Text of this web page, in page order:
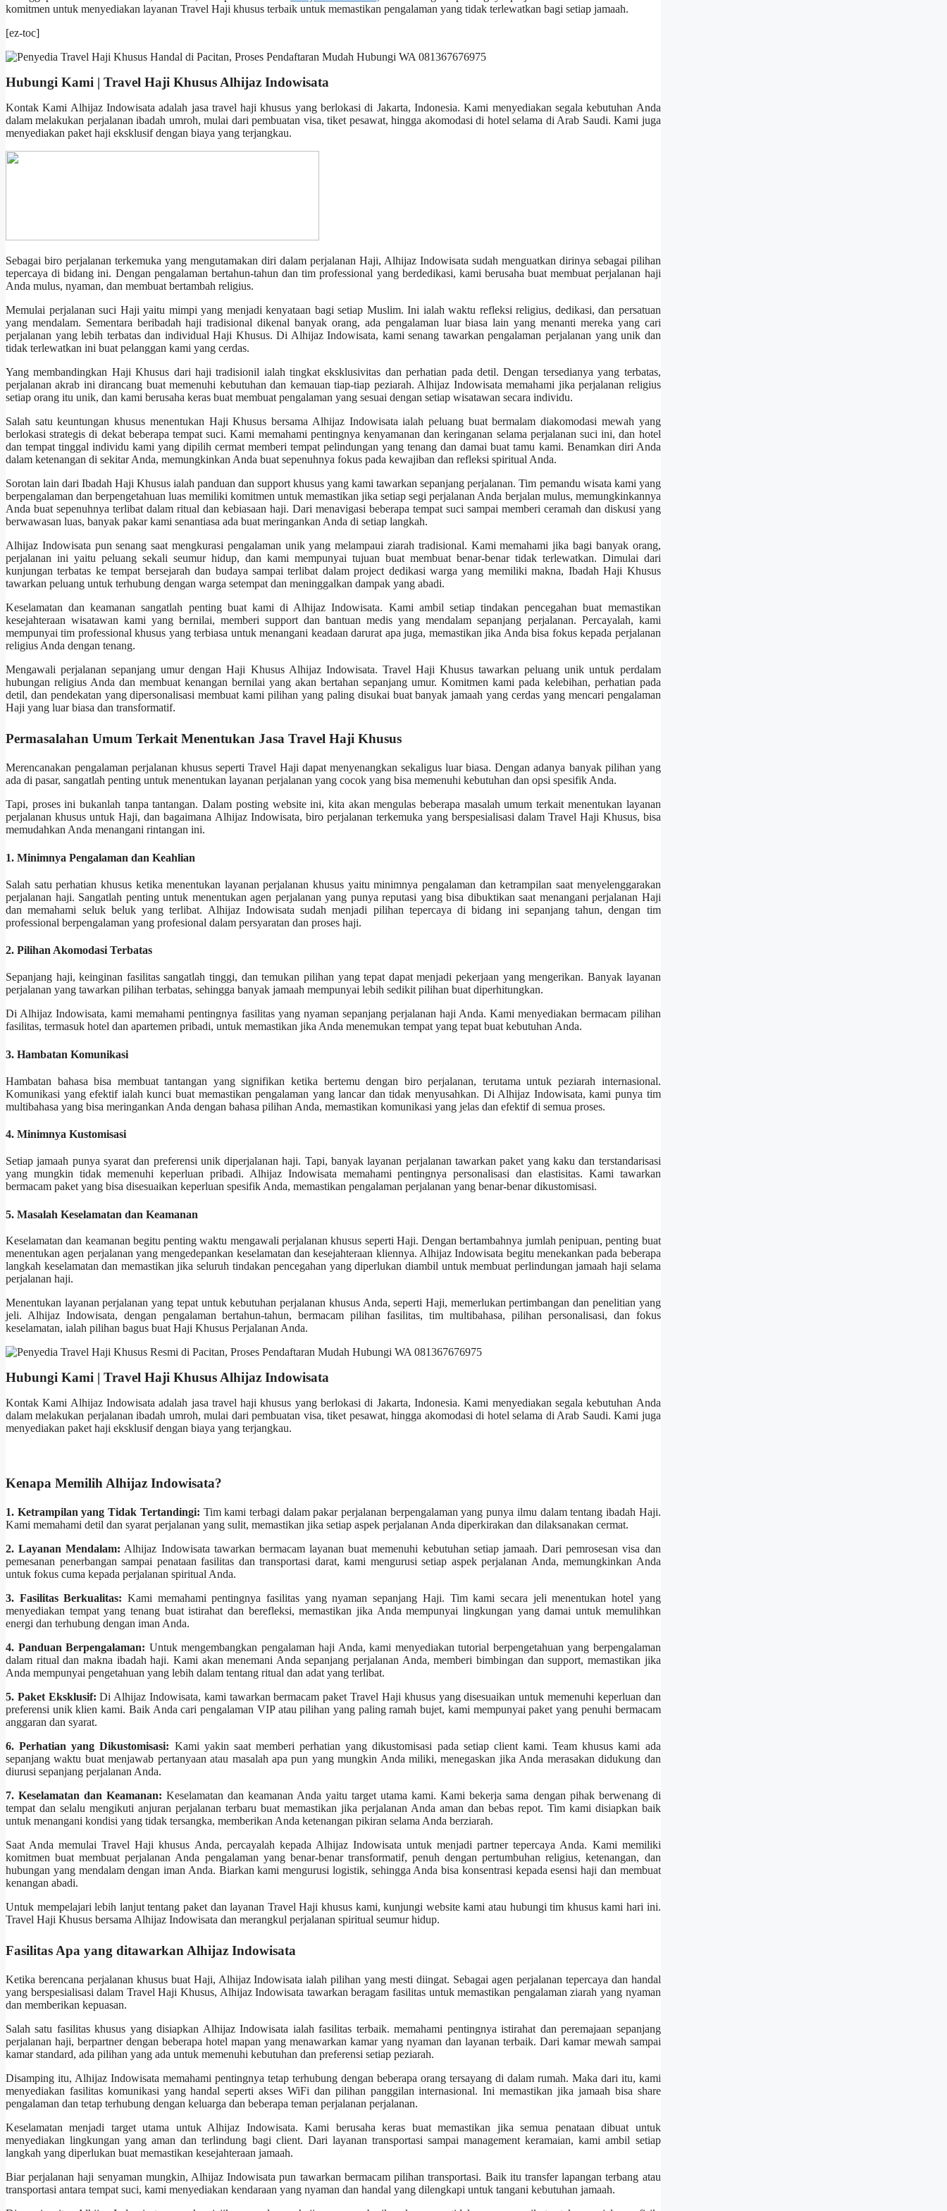
komitmen untuk menyediakan layanan Travel Haji khusus terbaik untuk memastikan pengalaman yang tidak terlewatkan bagi setiap jamaah.
[ez-toc]
Hubungi Kami | Travel Haji Khusus Alhijaz Indowisata
Kontak Kami Alhijaz Indowisata adalah jasa travel haji khusus yang berlokasi di Jakarta, Indonesia. Kami menyediakan segala kebutuhan Anda
dalam melakukan perjalanan ibadah umroh, mulai dari pembuatan visa, tiket pesawat, hingga akomodasi di hotel selama di Arab Saudi. Kami juga
menyediakan paket haji eksklusif dengan biaya yang terjangkau.
Sebagai biro perjalanan terkemuka yang mengutamakan diri dalam perjalanan Haji, Alhijaz Indowisata sudah menguatkan dirinya sebagai pilihan
tepercaya di bidang ini. Dengan pengalaman bertahun-tahun dan tim professional yang berdedikasi, kami berusaha buat membuat perjalanan haji
Anda mulus, nyaman, dan membuat bertambah religius.
Memulai perjalanan suci Haji yaitu mimpi yang menjadi kenyataan bagi setiap Muslim. Ini ialah waktu refleksi religius, dedikasi, dan persatuan
yang mendalam. Sementara beribadah haji tradisional dikenal banyak orang, ada pengalaman luar biasa lain yang menanti mereka yang cari
perjalanan yang lebih terbatas dan individual Haji Khusus. Di Alhijaz Indowisata, kami senang tawarkan pengalaman perjalanan yang unik dan
tidak terlewatkan ini buat pelanggan kami yang cerdas.
Yang membandingkan Haji Khusus dari haji tradisionil ialah tingkat eksklusivitas dan perhatian pada detil. Dengan tersedianya yang terbatas,
perjalanan akrab ini dirancang buat memenuhi kebutuhan dan kemauan tiap-tiap peziarah. Alhijaz Indowisata memahami jika perjalanan religius
setiap orang itu unik, dan kami berusaha keras buat membuat pengalaman yang sesuai dengan setiap wisatawan secara individu.
Salah satu keuntungan khusus menentukan Haji Khusus bersama Alhijaz Indowisata ialah peluang buat bermalam diakomodasi mewah yang
berlokasi strategis di dekat beberapa tempat suci. Kami memahami pentingnya kenyamanan dan keringanan selama perjalanan suci ini, dan hotel
dan tempat tinggal individu kami yang dipilih cermat memberi tempat pelindungan yang tenang dan damai buat tamu kami. Benamkan diri Anda
dalam ketenangan di sekitar Anda, memungkinkan Anda buat sepenuhnya fokus pada kewajiban dan refleksi spiritual Anda.
Sorotan lain dari Ibadah Haji Khusus ialah panduan dan support khusus yang kami tawarkan sepanjang perjalanan. Tim pemandu wisata kami yang
berpengalaman dan berpengetahuan luas memiliki komitmen untuk memastikan jika setiap segi perjalanan Anda berjalan mulus, memungkinkannya
Anda buat sepenuhnya terlibat dalam ritual dan kebiasaan haji. Dari menavigasi beberapa tempat suci sampai memberi ceramah dan diskusi yang
berwawasan luas, banyak pakar kami senantiasa ada buat meringankan Anda di setiap langkah.
Alhijaz Indowisata pun senang saat mengkurasi pengalaman unik yang melampaui ziarah tradisional. Kami memahami jika bagi banyak orang,
perjalanan ini yaitu peluang sekali seumur hidup, dan kami mempunyai tujuan buat membuat benar-benar tidak terlewatkan. Dimulai dari
kunjungan terbatas ke tempat bersejarah dan budaya sampai terlibat dalam project dedikasi warga yang memiliki makna, Ibadah Haji Khusus
tawarkan peluang untuk terhubung dengan warga setempat dan meninggalkan dampak yang abadi.
Keselamatan dan keamanan sangatlah penting buat kami di Alhijaz Indowisata. Kami ambil setiap tindakan pencegahan buat memastikan
kesejahteraan wisatawan kami yang bernilai, memberi support dan bantuan medis yang mendalam sepanjang perjalanan. Percayalah, kami
mempunyai tim professional khusus yang terbiasa untuk menangani keadaan darurat apa juga, memastikan jika Anda bisa fokus kepada perjalanan
religius Anda dengan tenang.
Mengawali perjalanan sepanjang umur dengan Haji Khusus Alhijaz Indowisata. Travel Haji Khusus tawarkan peluang unik untuk perdalam
hubungan religius Anda dan membuat kenangan bernilai yang akan bertahan sepanjang umur. Komitmen kami pada kelebihan, perhatian pada
detil, dan pendekatan yang dipersonalisasi membuat kami pilihan yang paling disukai buat banyak jamaah yang cerdas yang mencari pengalaman
Haji yang luar biasa dan transformatif.
Permasalahan Umum Terkait Menentukan Jasa Travel Haji Khusus
Merencanakan pengalaman perjalanan khusus seperti Travel Haji dapat menyenangkan sekaligus luar biasa. Dengan adanya banyak pilihan yang
ada di pasar, sangatlah penting untuk menentukan layanan perjalanan yang cocok yang bisa memenuhi kebutuhan dan opsi spesifik Anda.
Tapi, proses ini bukanlah tanpa tantangan. Dalam posting website ini, kita akan mengulas beberapa masalah umum terkait menentukan layanan
perjalanan khusus untuk Haji, dan bagaimana Alhijaz Indowisata, biro perjalanan terkemuka yang berspesialisasi dalam Travel Haji Khusus, bisa
memudahkan Anda menangani rintangan ini.
1. Minimnya Pengalaman dan Keahlian
Salah satu perhatian khusus ketika menentukan layanan perjalanan khusus yaitu minimnya pengalaman dan ketrampilan saat menyelenggarakan
perjalanan haji. Sangatlah penting untuk menentukan agen perjalanan yang punya reputasi yang bisa dibuktikan saat menangani perjalanan Haji
dan memahami seluk beluk yang terlibat. Alhijaz Indowisata sudah menjadi pilihan tepercaya di bidang ini sepanjang tahun, dengan tim
professional berpengalaman yang profesional dalam persyaratan dan proses haji.
2. Pilihan Akomodasi Terbatas
Sepanjang haji, keinginan fasilitas sangatlah tinggi, dan temukan pilihan yang tepat dapat menjadi pekerjaan yang mengerikan. Banyak layanan
perjalanan yang tawarkan pilihan terbatas, sehingga banyak jamaah mempunyai lebih sedikit pilihan buat diperhitungkan.
Di Alhijaz Indowisata, kami memahami pentingnya fasilitas yang nyaman sepanjang perjalanan haji Anda. Kami menyediakan bermacam pilihan
fasilitas, termasuk hotel dan apartemen pribadi, untuk memastikan jika Anda menemukan tempat yang tepat buat kebutuhan Anda.
3. Hambatan Komunikasi
Hambatan bahasa bisa membuat tantangan yang signifikan ketika bertemu dengan biro perjalanan, terutama untuk peziarah internasional.
Komunikasi yang efektif ialah kunci buat memastikan pengalaman yang lancar dan tidak menyusahkan. Di Alhijaz Indowisata, kami punya tim
multibahasa yang bisa meringankan Anda dengan bahasa pilihan Anda, memastikan komunikasi yang jelas dan efektif di semua proses.
4. Minimnya Kustomisasi
Setiap jamaah punya syarat dan preferensi unik diperjalanan haji. Tapi, banyak layanan perjalanan tawarkan paket yang kaku dan terstandarisasi
yang mungkin tidak memenuhi keperluan pribadi. Alhijaz Indowisata memahami pentingnya personalisasi dan elastisitas. Kami tawarkan
bermacam paket yang bisa disesuaikan keperluan spesifik Anda, memastikan pengalaman perjalanan yang benar-benar dikustomisasi.
5. Masalah Keselamatan dan Keamanan
Keselamatan dan keamanan begitu penting waktu mengawali perjalanan khusus seperti Haji. Dengan bertambahnya jumlah penipuan, penting buat
menentukan agen perjalanan yang mengedepankan keselamatan dan kesejahteraan kliennya. Alhijaz Indowisata begitu menekankan pada beberapa
langkah keselamatan dan memastikan jika seluruh tindakan pencegahan yang diperlukan diambil untuk membuat perlindungan jamaah haji selama
perjalanan haji.
Menentukan layanan perjalanan yang tepat untuk kebutuhan perjalanan khusus Anda, seperti Haji, memerlukan pertimbangan dan penelitian yang
jeli. Alhijaz Indowisata, dengan pengalaman bertahun-tahun, bermacam pilihan fasilitas, tim multibahasa, pilihan personalisasi, dan fokus
keselamatan, ialah pilihan bagus buat Haji Khusus Perjalanan Anda.
Hubungi Kami | Travel Haji Khusus Alhijaz Indowisata
Kontak Kami Alhijaz Indowisata adalah jasa travel haji khusus yang berlokasi di Jakarta, Indonesia. Kami menyediakan segala kebutuhan Anda
dalam melakukan perjalanan ibadah umroh, mulai dari pembuatan visa, tiket pesawat, hingga akomodasi di hotel selama di Arab Saudi. Kami juga
menyediakan paket haji eksklusif dengan biaya yang terjangkau.
Kenapa Memilih Alhijaz Indowisata?
1. Ketrampilan yang Tidak Tertandingi: Tim kami terbagi dalam pakar perjalanan berpengalaman yang punya ilmu dalam tentang ibadah Haji.
Kami memahami detil dan syarat perjalanan yang sulit, memastikan jika setiap aspek perjalanan Anda diperkirakan dan dilaksanakan cermat.
2. Layanan Mendalam: Alhijaz Indowisata tawarkan bermacam layanan buat memenuhi kebutuhan setiap jamaah. Dari pemrosesan visa dan
pemesanan penerbangan sampai penataan fasilitas dan transportasi darat, kami mengurusi setiap aspek perjalanan Anda, memungkinkan Anda
untuk fokus cuma kepada perjalanan spiritual Anda.
3. Fasilitas Berkualitas: Kami memahami pentingnya fasilitas yang nyaman sepanjang Haji. Tim kami secara jeli menentukan hotel yang
menyediakan tempat yang tenang buat istirahat dan berefleksi, memastikan jika Anda mempunyai lingkungan yang damai untuk memulihkan
energi dan terhubung dengan iman Anda.
4. Panduan Berpengalaman: Untuk mengembangkan pengalaman haji Anda, kami menyediakan tutorial berpengetahuan yang berpengalaman
dalam ritual dan makna ibadah haji. Kami akan menemani Anda sepanjang perjalanan Anda, memberi bimbingan dan support, memastikan jika
Anda mempunyai pengetahuan yang lebih dalam tentang ritual dan adat yang terlibat.
5. Paket Eksklusif: Di Alhijaz Indowisata, kami tawarkan bermacam paket Travel Haji khusus yang disesuaikan untuk memenuhi keperluan dan
preferensi unik klien kami. Baik Anda cari pengalaman VIP atau pilihan yang paling ramah bujet, kami mempunyai paket yang penuhi bermacam
anggaran dan syarat.
6. Perhatian yang Dikustomisasi: Kami yakin saat memberi perhatian yang dikustomisasi pada setiap client kami. Team khusus kami ada
sepanjang waktu buat menjawab pertanyaan atau masalah apa pun yang mungkin Anda miliki, menegaskan jika Anda merasakan didukung dan
diurusi sepanjang perjalanan Anda.
7. Keselamatan dan Keamanan: Keselamatan dan keamanan Anda yaitu target utama kami. Kami bekerja sama dengan pihak berwenang di
tempat dan selalu mengikuti anjuran perjalanan terbaru buat memastikan jika perjalanan Anda aman dan bebas repot. Tim kami disiapkan baik
untuk menangani kondisi yang tidak tersangka, memberikan Anda ketenangan pikiran selama Anda berziarah.
Saat Anda memulai Travel Haji khusus Anda, percayalah kepada Alhijaz Indowisata untuk menjadi partner tepercaya Anda. Kami memiliki
komitmen buat membuat perjalanan Anda pengalaman yang benar-benar transformatif, penuh dengan pertumbuhan religius, ketenangan, dan
hubungan yang mendalam dengan iman Anda. Biarkan kami mengurusi logistik, sehingga Anda bisa konsentrasi kepada esensi haji dan membuat
kenangan abadi.
Untuk mempelajari lebih lanjut tentang paket dan layanan Travel Haji khusus kami, kunjungi website kami atau hubungi tim khusus kami hari ini.
Travel Haji Khusus bersama Alhijaz Indowisata dan merangkul perjalanan spiritual seumur hidup.
Fasilitas Apa yang ditawarkan Alhijaz Indowisata
Ketika berencana perjalanan khusus buat Haji, Alhijaz Indowisata ialah pilihan yang mesti diingat. Sebagai agen perjalanan tepercaya dan handal
yang berspesialisasi dalam Travel Haji Khusus, Alhijaz Indowisata tawarkan beragam fasilitas untuk memastikan pengalaman ziarah yang nyaman
dan memberikan kepuasan.
Salah satu fasilitas khusus yang disiapkan Alhijaz Indowisata ialah fasilitas terbaik. memahami pentingnya istirahat dan peremajaan sepanjang
perjalanan haji, berpartner dengan beberapa hotel mapan yang menawarkan kamar yang nyaman dan layanan terbaik. Dari kamar mewah sampai
kamar standard, ada pilihan yang ada untuk memenuhi kebutuhan dan preferensi setiap peziarah.
Disamping itu, Alhijaz Indowisata memahami pentingnya tetap terhubung dengan beberapa orang tersayang di dalam rumah. Maka dari itu, kami
menyediakan fasilitas komunikasi yang handal seperti akses WiFi dan pilihan panggilan internasional. Ini memastikan jika jamaah bisa share
pengalaman dan tetap terhubung dengan keluarga dan beberapa teman perjalanan perjalanan.
Keselamatan menjadi target utama untuk Alhijaz Indowisata. Kami berusaha keras buat memastikan jika semua penataan dibuat untuk
menyediakan lingkungan yang aman dan terlindung bagi client. Dari layanan transportasi sampai management keramaian, kami ambil setiap
langkah yang diperlukan buat memastikan kesejahteraan jamaah.
Biar perjalanan haji senyaman mungkin, Alhijaz Indowisata pun tawarkan bermacam pilihan transportasi. Baik itu transfer lapangan terbang atau
transportasi antara tempat suci, kami menyediakan kendaraan yang nyaman dan handal yang dilengkapi untuk tangani kebutuhan jamaah.